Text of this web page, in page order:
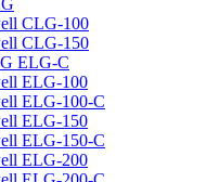
CLG-100
CLG-150
ELG-C
ELG-100
ELG-100-C
ELG-150
ELG-150-C
ELG-200